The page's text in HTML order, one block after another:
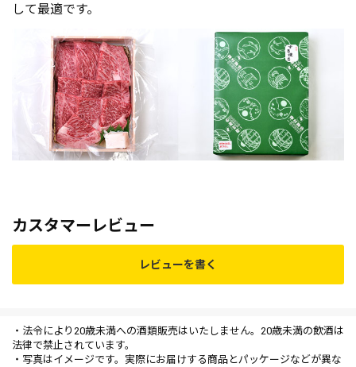
して最適です。
カスタマーレビュー
レビューを書く
・法令により20歳未満への酒類販売はいたしません。20歳未満の飲酒は
法律で禁止されています。
・写真はイメージです。実際にお届けする商品とパッケージなどが異な